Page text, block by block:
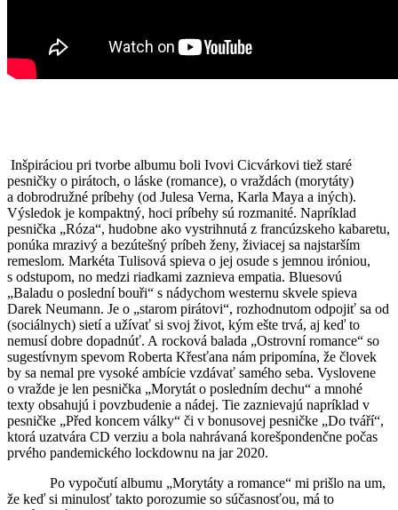
Inšpiráciou pri tvorbe albumu boli Ivovi Cicvárkovi tiež staré
pesničky o pirátoch, o láske (romance), o vraždách (morytáty)
a dobrodružné príbehy (od Julesa Verna, Karla Maya a iných).
Výsledok je kompaktný, hoci príbehy sú rozmanité. Napríklad
pesnička „Róza“, hudobne ako vystrihnutá z francúzskeho kabaretu,
ponúka mrazivý a bezútešný príbeh ženy, živiacej sa najstarším
remeslom. Markéta Tulisová spieva o jej osude s jemnou iróniou,
s odstupom, no medzi riadkami zaznieva empatia. Bluesovú
„Baladu o poslední bouři“ s nádychom westernu skvele spieva
Darek Neumann. Je o „starom pirátovi“, rozhodnutom odpojiť sa od
(sociálnych) sietí a užívať si svoj život, kým ešte trvá, aj keď to
nemusí dobre dopadnúť. A rocková balada „Ostrovní romance“ so
sugestívnym spevom Roberta Křesťana nám pripomína, že človek
by sa nemal pre vysoké ambície vzdávať samého seba. Vyslovene
o vražde je len pesnička „Morytát o posledním dechu“ a mnohé
texty obsahujú i povzbudenie a nádej. Tie zaznievajú napríklad v
pesničke „Před koncem války“ či v bonusovej pesničke „Do tváří“,
ktorá uzatvára CD verziu a bola nahrávaná korešpondenčne počas
prvého pandemického lockdownu na jar 2020.
Po vypočutí albumu „Morytáty a romance“ mi prišlo na um,
že keď si minulosť takto porozumie so súčasnosťou, má to